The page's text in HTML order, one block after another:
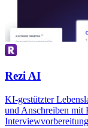
Rezi AI
KI-gestützter
und Anschreiben mit